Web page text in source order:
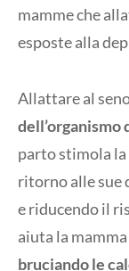
mamme che
esposte alla
Allattare al
dell’organismo
parto stimola la
ritorno alle sue
e riducendo il
aiuta la
bruciando le